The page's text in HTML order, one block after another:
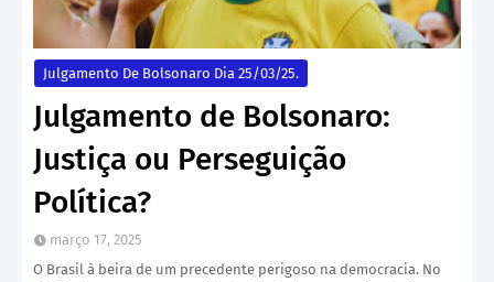
Julgamento De Bolsonaro Dia 25/03/25.
Julgamento de Bolsonaro:
Justiça ou Perseguição
Política?
março 17, 2025
O Brasil à beira de um precedente perigoso na democracia. No